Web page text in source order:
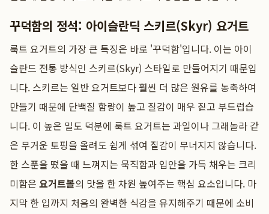
꾸덕함의 정석: 아이슬란딕 스키르(Skyr) 요거트
룩트 요거트의 가장 큰 특징은 바로 '꾸덕함'입니다. 이는 아이
슬란드 전통 방식인 스키르(Skyr) 스타일로 만들어지기 때문입
니다. 스키르는 일반 요거트보다 훨씬 더 많은 원유를 농축하여
만들기 때문에 단백질 함량이 높고 질감이 매우 짙고 부드럽습
니다. 이 높은 밀도 덕분에 룩트 요거트는 과일이나 그래놀라 같
은 무거운 토핑을 올려도 쉽게 섞여 질감이 무너지지 않습니다.
한 스푼을 떴을 때 느껴지는 묵직함과 입안을 가득 채우는 크리
미함은 요거트볼의 맛을 한 차원 높여주는 핵심 요소입니다. 마
지막 한 입까지 처음의 완벽한 식감을 유지해주기 때문에 소비